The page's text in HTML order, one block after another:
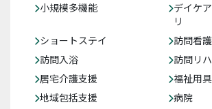
小規模多機能
デイケ
リ
ショートステイ
訪問看護
訪問入浴
訪問リ
居宅介護支援
福祉用具
地域包括支援
病院